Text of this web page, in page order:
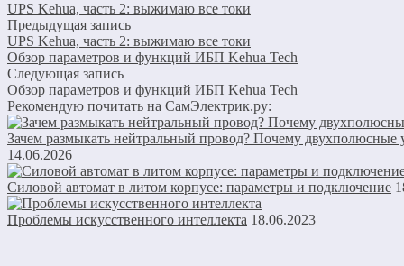
UPS Kehua, часть 2: выжимаю все токи
Предыдущая запись
UPS Kehua, часть 2: выжимаю все токи
Обзор параметров и функций ИБП Kehua Tech
Следующая запись
Обзор параметров и функций ИБП Kehua Tech
Рекомендую почитать на СамЭлектрик.ру:
Зачем размыкать нейтральный провод? Почему двухполюсные
14.06.2026
Силовой автомат в литом корпусе: параметры и подключение
Проблемы искусственного интеллекта 18.06.2023